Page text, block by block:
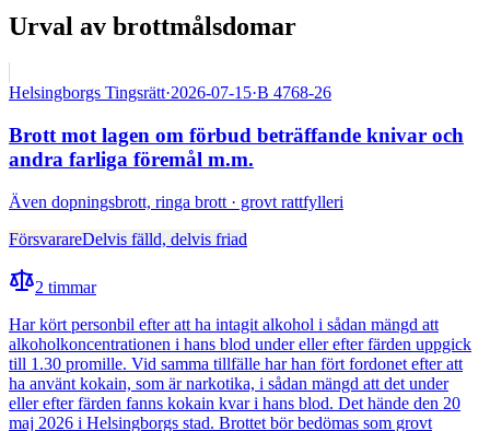
Urval av brottmålsdomar
Helsingborgs Tingsrätt·2026-07-15·B 4768-26
Brott mot lagen om förbud beträffande knivar och
andra farliga föremål m.m.
Även dopningsbrott, ringa brott · grovt rattfylleri
FörsvarareDelvis fälld, delvis friad
2 timmar
Har kört personbil efter att ha intagit alkohol i sådan mängd att
alkoholkoncentrationen i hans blod under eller efter färden uppgick
till 1.30 promille. Vid samma tillfälle har han fört fordonet efter att
ha använt kokain, som är narkotika, i sådan mängd att det under
eller efter färden fanns kokain kvar i hans blod. Det hände den 20
maj 2026 i Helsingborgs stad. Brottet bör bedömas som grovt